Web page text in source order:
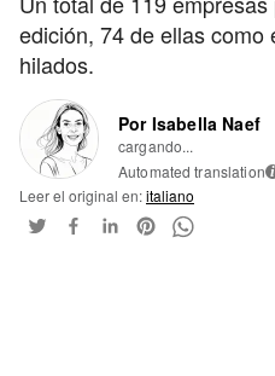
edición, 74 de ellas
hilados.
Por Isabella Naef
cargando...
Automated translation i
Leer el original en:italiano